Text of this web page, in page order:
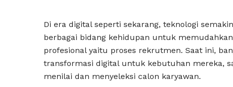
Di era digital seperti sekarang, teknologi
berbagai bidang kehidupan untuk
profesional yaitu proses rekrutmen. Saat ini,
transformasi digital untuk kebutuhan mereka,
menilai dan menyeleksi calon karyawan.